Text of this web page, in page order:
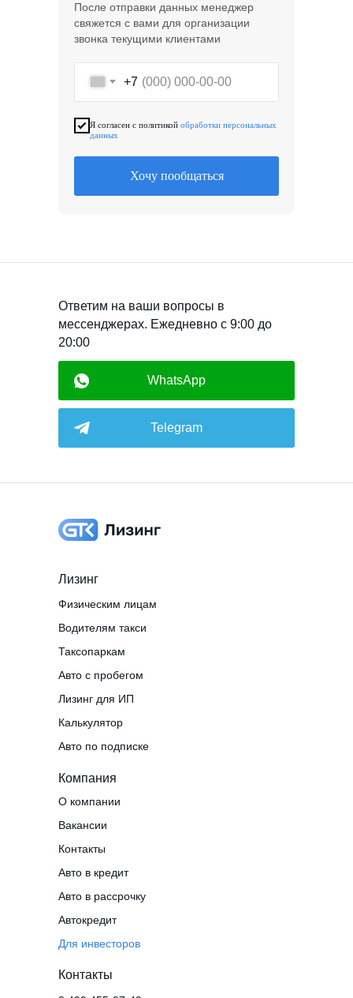
+7
Я согласен с политикой обработки персональных
данных
Хочу пообщаться
После отправки данных менеджер
свяжется с вами для организации
звонка текущими клиентами
Ответим на ваши вопросы в
мессенджерах. Ежедневно с 9:00 до
20:00
Telegram
WhatsApp
Компания
О компании
Вакансии
Контакты
Для инвесторов
Контакты
Лизинг
Водителям такси
Физическим лицам
Таксопаркам
Авто с пробегом
Авто в кредит
Авто в рассрочку
Автокредит
Лизинг для ИП
Калькулятор
Авто по подписке